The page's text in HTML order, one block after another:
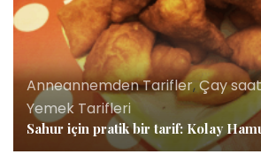
Anneannemden Tarifler,Çay
Yemek Tarifleri
Sahur için pratik bir tarif: Kolay